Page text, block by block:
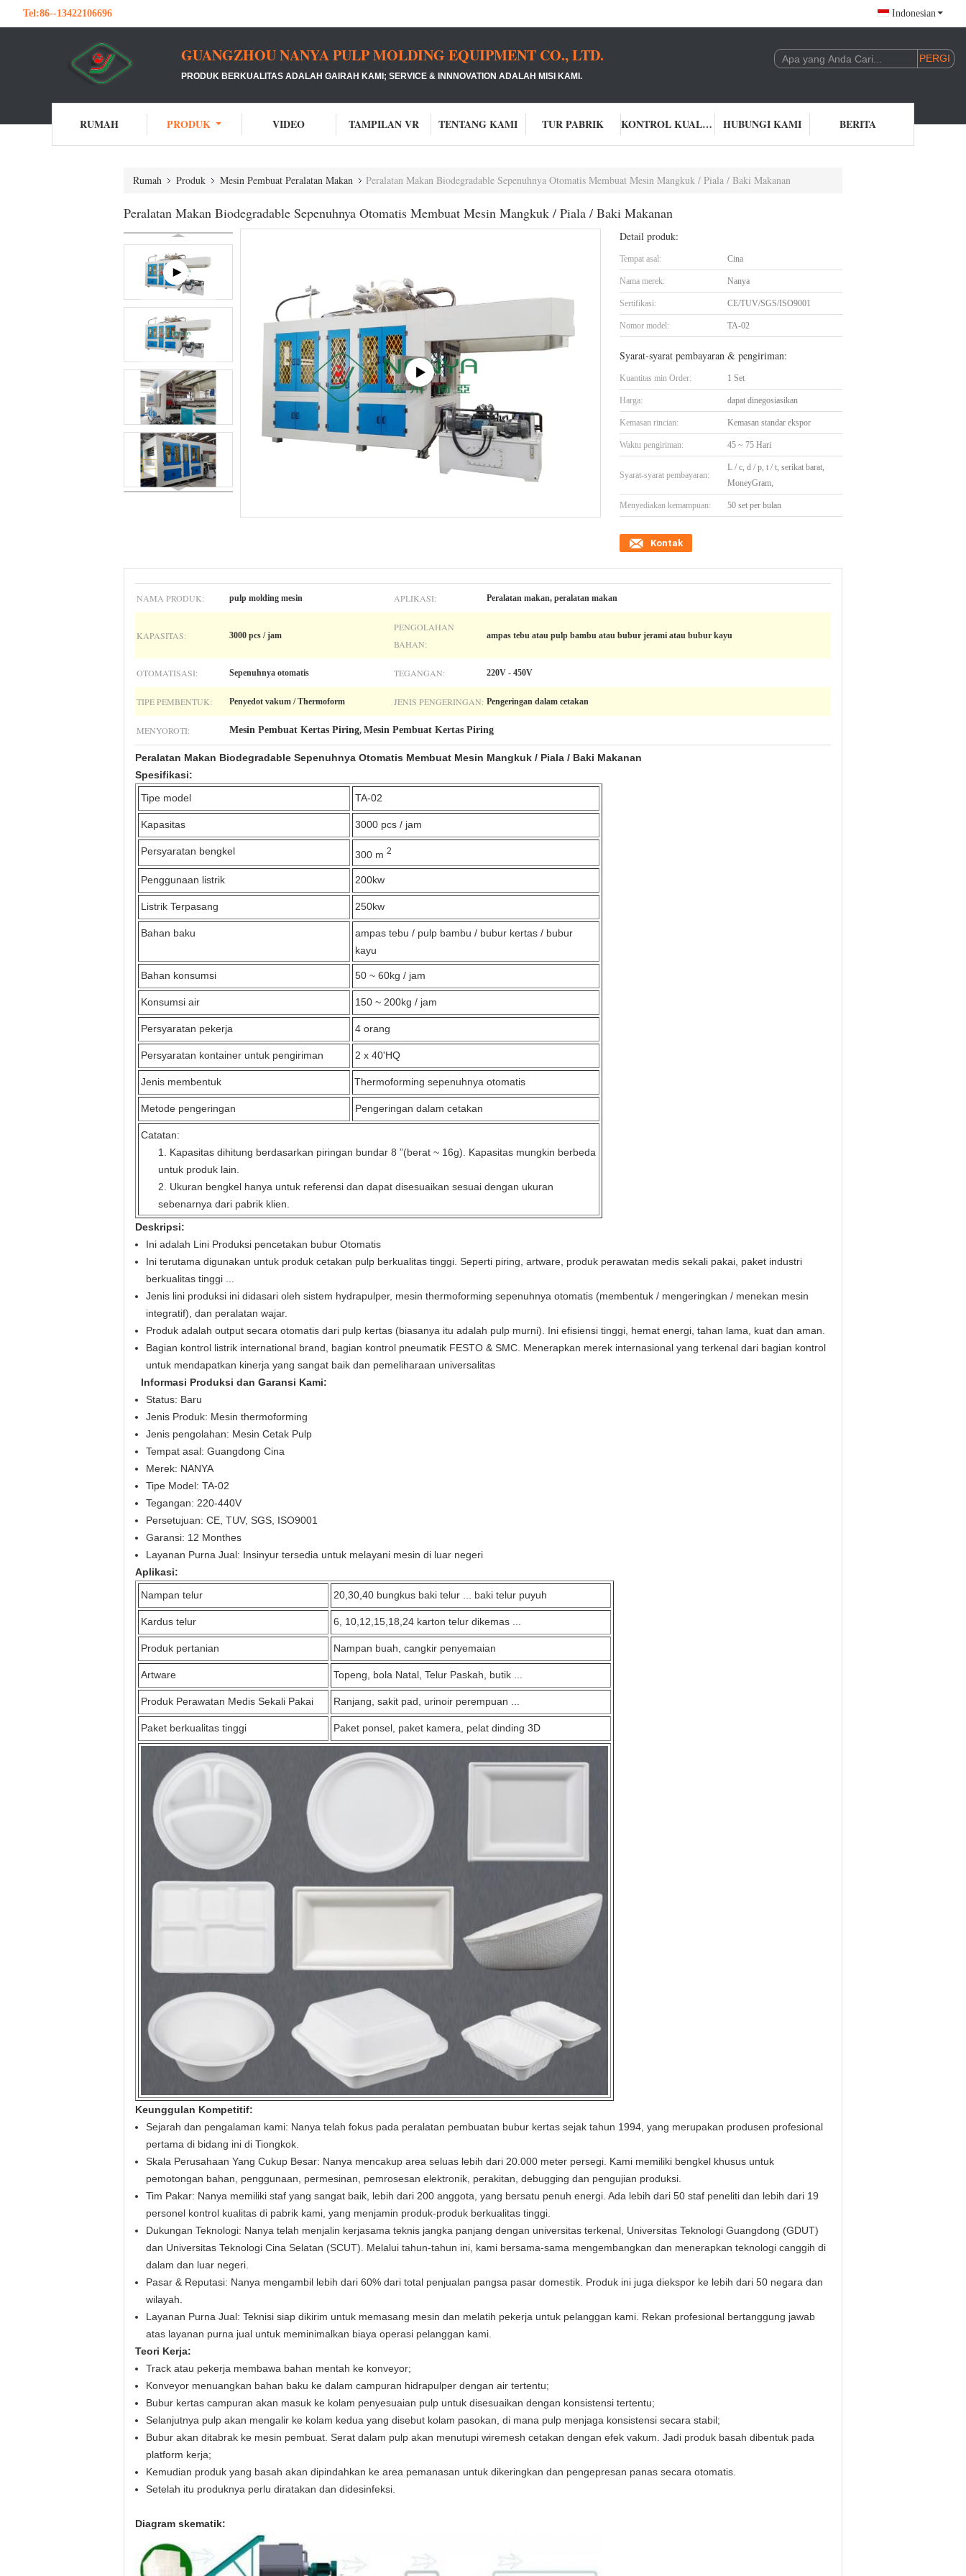
Tel:86--13422106696 Indonesian
GUANGZHOU NANYA PULP MOLDING EQUIPMENT CO., LTD.
PRODUK BERKUALITAS ADALAH GAIRAH KAMI; SERVICE & INNNOVATION ADALAH MISI KAMI.
RUMAH PRODUK VIDEO TAMPILAN VR TENTANG KAMI TUR PABRIK KONTROL KUALITAS HUBUNGI KAMI BERITA
Rumah Produk Mesin Pembuat Peralatan Makan Peralatan Makan Biodegradable Sepenuhnya Otomatis Membuat Mesin Mangkuk / Piala / Baki Makanan
Peralatan Makan Biodegradable Sepenuhnya Otomatis Membuat Mesin Mangkuk / Piala / Baki Makanan
Detail produk:
Tempat asal: Cina
Nama merek: Nanya
Sertifikasi: CE/TUV/SGS/ISO9001
Nomor model: TA-02
Syarat-syarat pembayaran & pengiriman:
Kuantitas min Order: 1 Set
Harga: dapat dinegosiasikan
Kemasan rincian: Kemasan standar ekspor
Waktu pengiriman: 45 ~ 75 Hari
Syarat-syarat pembayaran:
L / c, d / p, t / t, serikat barat,
MoneyGram,
Menyediakan kemampuan: 50 set per bulan
Kontak
NAMA PRODUK: pulp molding mesin APLIKASI: Peralatan makan, peralatan makan
KAPASITAS: 3000 pcs / jam
PENGOLAHAN
BAHAN:
ampas tebu atau pulp bambu atau bubur jerami atau bubur kayu
OTOMATISASI: Sepenuhnya otomatis TEGANGAN: 220V - 450V
TIPE PEMBENTUK: Penyedot vakum / Thermoform JENIS PENGERINGAN: Pengeringan dalam cetakan
MENYOROTI: Mesin Pembuat Kertas Piring, Mesin Pembuat Kertas Piring
Peralatan Makan Biodegradable Sepenuhnya Otomatis Membuat Mesin Mangkuk / Piala / Baki Makanan
Spesifikasi:
Tipe model
TA-02
Kapasitas 3000 pcs / jam
Persyaratan bengkel 300 m 2
Penggunaan listrik 200kw
Listrik Terpasang 250kw
Bahan baku
ampas tebu / pulp bambu / bubur kertas / bubur
kayu
Bahan konsumsi 50 ~ 60kg / jam
Konsumsi air 150 ~ 200kg / jam
Persyaratan pekerja 4 orang
Persyaratan kontainer untuk pengiriman 2 x 40'HQ
Jenis membentuk Thermoforming sepenuhnya otomatis
Metode pengeringan Pengeringan dalam cetakan
Catatan:
1. Kapasitas dihitung berdasarkan piringan bundar 8 ”(berat ~ 16g).
Kapasitas mungkin berbeda
untuk produk lain.
2. Ukuran bengkel hanya untuk referensi dan dapat disesuaikan sesuai dengan ukuran
sebenarnya dari pabrik klien.
Deskripsi:
Ini adalah Lini Produksi pencetakan bubur Otomatis
Ini terutama digunakan untuk produk cetakan pulp berkualitas tinggi. Seperti piring, artware, produk perawatan medis sekali pakai, paket industri
berkualitas tinggi ...
Jenis lini produksi ini didasari oleh sistem hydrapulper, mesin thermoforming sepenuhnya otomatis (membentuk / mengeringkan / menekan mesin
integratif), dan peralatan wajar.
Produk adalah output secara otomatis dari pulp kertas (biasanya itu adalah pulp murni).
Ini efisiensi tinggi, hemat energi, tahan lama, kuat dan aman.
Bagian kontrol listrik international brand, bagian kontrol pneumatik FESTO & SMC. Menerapkan merek internasional yang terkenal dari bagian kontrol
untuk mendapatkan kinerja yang sangat baik dan pemeliharaan universalitas
Informasi Produksi dan Garansi Kami:
Status: Baru
Jenis Produk: Mesin thermoforming
Jenis pengolahan: Mesin Cetak Pulp
Tempat asal: Guangdong Cina
Merek: NANYA
Tipe Model: TA-02
Tegangan: 220-440V
Persetujuan: CE, TUV, SGS, ISO9001
Garansi: 12 Monthes
Layanan Purna Jual: Insinyur tersedia untuk melayani mesin di luar negeri
Aplikasi:
Nampan telur
20,30,40 bungkus baki telur ... baki telur puyuh
Kardus telur 6, 10,12,15,18,24 karton telur dikemas ...
Produk pertanian Nampan buah, cangkir penyemaian
Artware Topeng, bola Natal, Telur Paskah, butik ...
Produk Perawatan Medis Sekali Pakai Ranjang, sakit pad, urinoir perempuan ...
Paket berkualitas tinggi Paket ponsel, paket kamera, pelat dinding 3D
Keunggulan Kompetitif:
Sejarah dan pengalaman kami: Nanya telah fokus pada peralatan pembuatan bubur kertas sejak tahun 1994, yang merupakan produsen profesional
pertama di bidang ini di Tiongkok.
Skala Perusahaan Yang Cukup Besar: Nanya mencakup area seluas lebih dari 20.000 meter persegi. Kami memiliki bengkel khusus untuk
pemotongan bahan, penggunaan, permesinan, pemrosesan elektronik, perakitan, debugging dan pengujian produksi.
Tim Pakar: Nanya memiliki staf yang sangat baik, lebih dari 200 anggota, yang bersatu penuh energi. Ada lebih dari 50 staf peneliti dan lebih dari 19
personel kontrol kualitas di pabrik kami, yang menjamin produk-produk berkualitas tinggi.
Dukungan Teknologi: Nanya telah menjalin kerjasama teknis jangka panjang dengan universitas terkenal, Universitas Teknologi Guangdong (GDUT)
dan Universitas Teknologi Cina Selatan (SCUT). Melalui tahun-tahun ini, kami bersama-sama mengembangkan dan menerapkan teknologi canggih di
dalam dan luar negeri.
Pasar & Reputasi: Nanya mengambil lebih dari 60% dari total penjualan pangsa pasar domestik. Produk ini juga diekspor ke lebih dari 50 negara dan
wilayah.
Layanan Purna Jual: Teknisi siap dikirim untuk memasang mesin dan melatih pekerja untuk pelanggan kami. Rekan profesional bertanggung jawab
atas layanan purna jual untuk meminimalkan biaya operasi pelanggan kami.
Teori Kerja:
Track atau pekerja membawa bahan mentah ke konveyor;
Konveyor menuangkan bahan baku ke dalam campuran hidrapulper dengan air tertentu;
Bubur kertas campuran akan masuk ke kolam penyesuaian pulp untuk disesuaikan dengan konsistensi tertentu;
Selanjutnya pulp akan mengalir ke kolam kedua yang disebut kolam pasokan, di mana pulp menjaga konsistensi secara stabil;
Bubur akan ditabrak ke mesin pembuat. Serat dalam pulp akan menutupi wiremesh cetakan dengan efek vakum. Jadi produk basah dibentuk pada
platform kerja;
Kemudian produk yang basah akan dipindahkan ke area pemanasan untuk dikeringkan dan pengepresan panas secara otomatis.
Setelah itu produknya perlu diratakan dan didesinfeksi.
Diagram skematik: